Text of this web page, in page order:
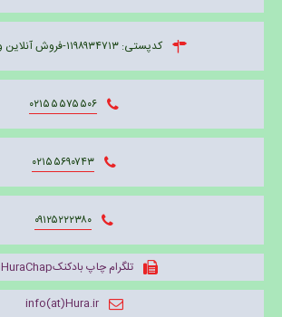
کدپستی: ۱۱۹۸۹۳۴۷۱۳-فروش آنلاین و حضوری
۰۲۱۵۵۵۷۵۵۰۶
۰۲۱۵۵۶۹۰۷۴۳
۰۹۱۲۵۲۲۲۳۸۰
تلگرام چاپ بادکنکHuraChap@
info(at)Hura.ir